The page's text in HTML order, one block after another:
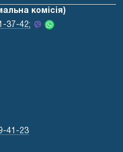
комісія)
37-42;
41-23